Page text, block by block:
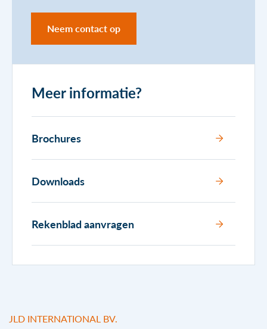
Neem contact op
Meer informatie?
Brochures
Downloads
Rekenblad aanvragen
JLD INTERNATIONAL BV.